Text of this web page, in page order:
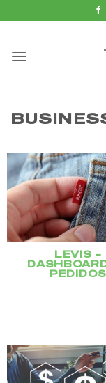
LEVIS –
PEDIDOS